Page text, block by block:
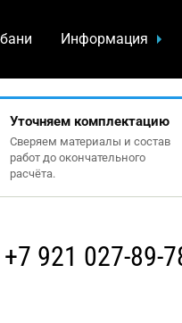
Информация
Уточняем комплектацию
Сверяем материалы и состав
работ до окончательного
расчёта.
+7 921 027-89-